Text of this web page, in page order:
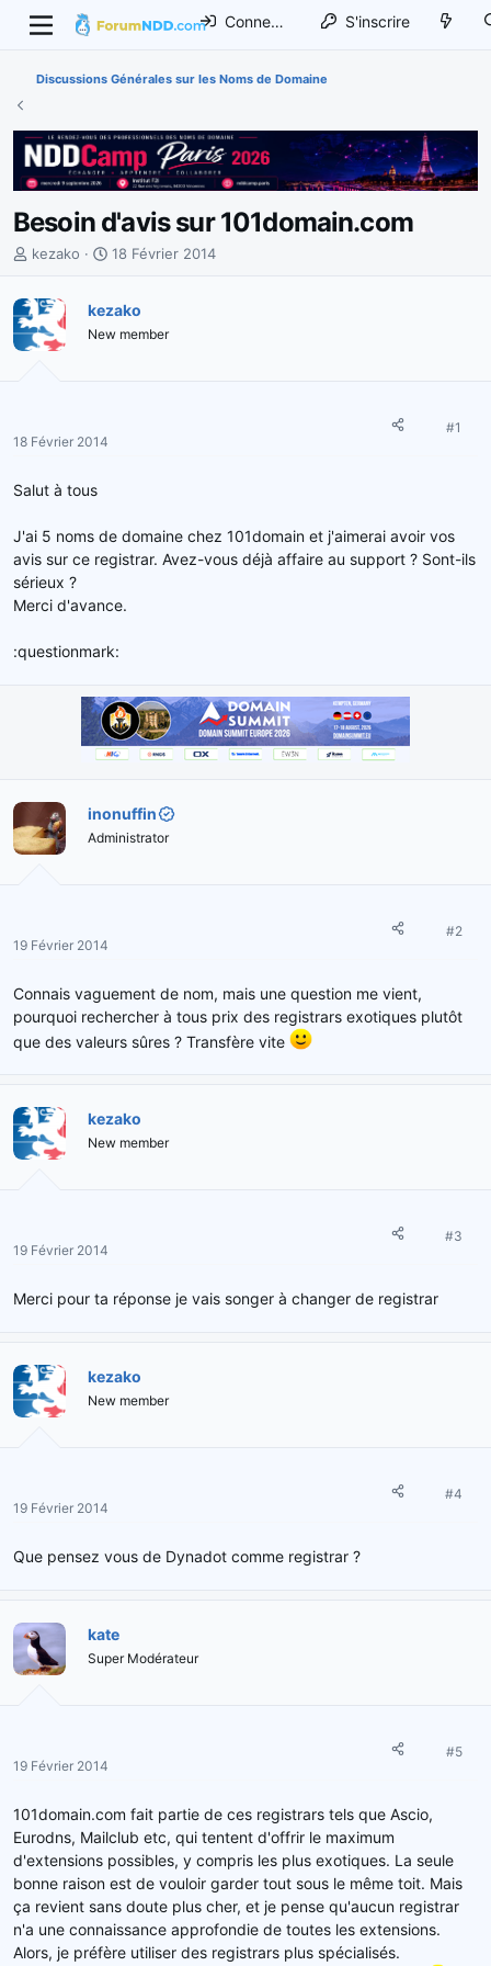
Connexion S'inscrire
Discussions Générales sur les Noms de Domaine
Besoin d'avis sur 101domain.com
I
t
i
r
e
a
d
i
s
u
kezako
D
e
d
18 Février 2014
kezako
New member
18 Février 2014
#1
Salut à tous
J'ai 5 noms de domaine chez 101domain et j'aimerai avoir vos
avis sur ce registrar. Avez-vous déjà affaire au support ? Sont-ils
sérieux ?
Merci d'avance.
:questionmark:
inonuffin
Administrator
19 Février 2014
#2
Connais vaguement de nom, mais une question me vient,
pourquoi rechercher à tous prix des registrars exotiques plutôt
que des valeurs sûres ? Transfère vite
kezako
New member
19 Février 2014
#3
Merci pour ta réponse je vais songer à changer de registrar
kezako
New member
19 Février 2014
#4
Que pensez vous de Dynadot comme registrar ?
kate
Super Modérateur
19 Février 2014
#5
101domain.com fait partie de ces registrars tels que Ascio,
Eurodns, Mailclub etc, qui tentent d'offrir le maximum
d'extensions possibles, y compris les plus exotiques. La seule
bonne raison est de vouloir garder tout sous le même toit. Mais
ça revient sans doute plus cher, et je pense qu'aucun registrar
n'a une connaissance approfondie de toutes les extensions.
Alors, je préfère utiliser des registrars plus spécialisés.